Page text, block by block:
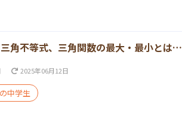
角不等式、三角関数の最大・最小とは…
2025年06月12日
中学生